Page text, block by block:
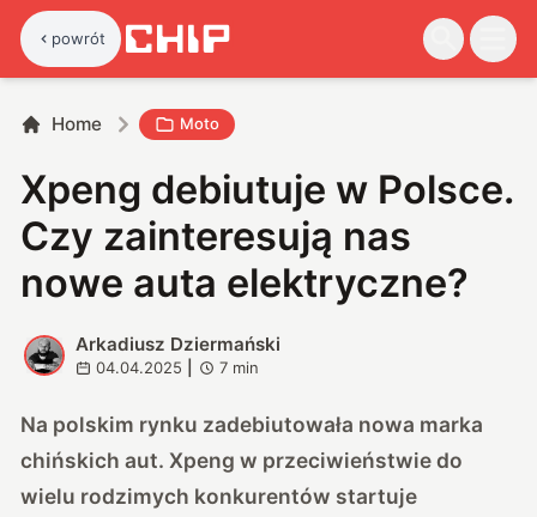
powrót
Home Moto
Xpeng debiutuje w Polsce.
Czy zainteresują nas
nowe auta elektryczne?
A
Arkadiusz Dziermański
04.04.2025 7 min
Na polskim rynku zadebiutowała nowa marka
chińskich aut. Xpeng w przeciwieństwie do
wielu rodzimych konkurentów startuje